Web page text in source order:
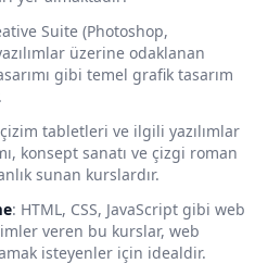
Suite (Photoshop,
üzerine odaklanan
gibi temel grafik tasarım
tabletleri ve ilgili yazılımlar
konsept sanatı ve çizgi roman
sunan kurslardır.
: HTML, CSS, JavaScript gibi web
veren bu kurslar, web
isteyenler için idealdir.